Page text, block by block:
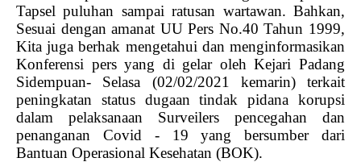
Tapsel puluhan sampai ratusan wartawan. Bahkan,
Sesuai dengan amanat UU Pers No.40 Tahun 1999,
Kita juga berhak mengetahui dan menginformasikan
Konferensi pers yang di gelar oleh Kejari Padang
Sidempuan- Selasa (02/02/2021 kemarin) terkait
peningkatan status dugaan tindak pidana korupsi
dalam pelaksanaan Surveilers pencegahan dan
penanganan Covid - 19 yang bersumber dari
Bantuan Operasional Kesehatan (BOK).